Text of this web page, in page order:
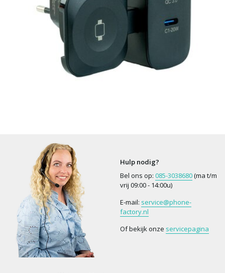
Hulp nodig?
Bel ons op: 085-3038680(ma t/m
vrij 09:00 - 14:00u)
E-mail: service@phone-
factory.nl
Of bekijk onze servicepagina